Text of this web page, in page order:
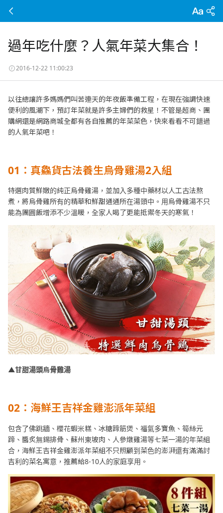
過年吃什麼？人氣年菜大集合！
2016-12-22 11:00:23
以往總讓許多媽媽們叫苦連天的年夜飯準備工程，在現在強調快速
便利的風潮下，預訂年菜就是許多主婦們的救星！不管是超商、團
購網還是網路商城全都有各自推薦的年菜菜色，快來看看不可錯過
的人氣年菜吧！
01 ：真鱻貨古法養生烏骨雞湯2入組
特選肉質鮮嫩的純正烏骨雞湯，並加入多種中藥材以人工古法熬
煮，將烏骨雞所有的精華和鮮甜通通所在湯頭中。用烏骨雞湯不只
能為團圓飯增添不少溫暖，全家人喝了更能抵禦冬天的寒氣！
▲甘甜湯頭烏骨雞湯
02：海鮮王吉祥金雞澎派年菜組
包含了佛跳牆、櫻花蝦米糕、冰糖蹄筋煲、福氣多寶魚、筍絲元
蹄、醬炙無錫排骨、蘇州東坡肉、人參燉雞湯等七菜一湯的年菜組
合，海鮮王吉祥金雞澎派年菜組不只照顧到菜色的澎湃還有滿滿討
吉利的菜名寓意，推薦給8-10人的家庭享用。